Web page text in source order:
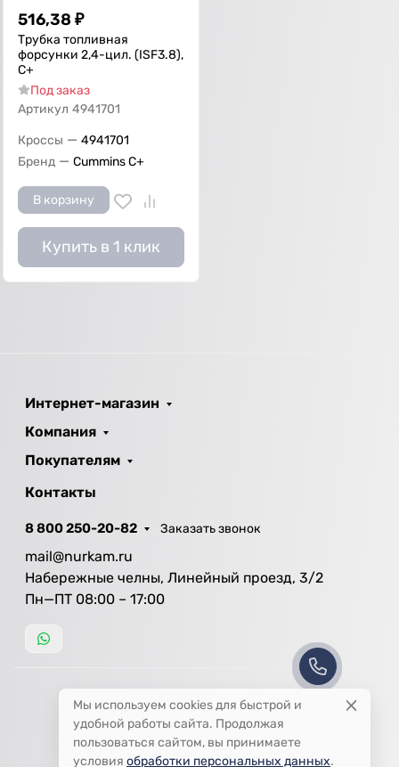
516,38 ₽
Трубка топливная
форсунки 2,4-цил. (ISF3.8),
С+
Под заказ
Артикул 4941701
Кроссы — 4941701
Бренд — Cummins C+
В корзину
Купить в 1 клик
Интернет-магазин
Компания
Покупателям
Контакты
8 800 250-20-82 Заказать звонок
mail@nurkam.ru
Набережные челны, Линейный проезд, 3/2
Пн—ПТ 08:00 – 17:00
Мы используем cookies для быстрой и
удобной работы сайта. Продолжая
пользоваться сайтом, вы принимаете
условия обработки персональных данных.